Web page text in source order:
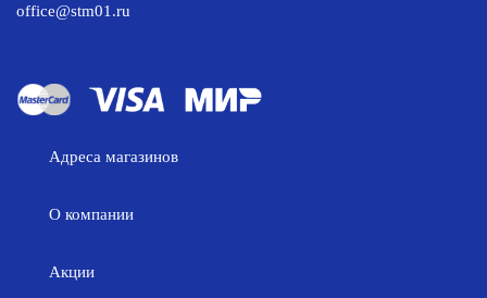
office@stm01.ru
Адреса магазинов
О компании
Акции